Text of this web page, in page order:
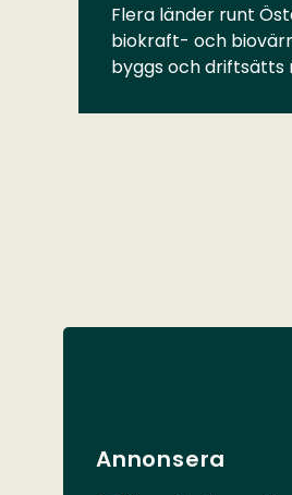
Flera länder runt
biokraft- och
byggs och driftsätts
Annonsera